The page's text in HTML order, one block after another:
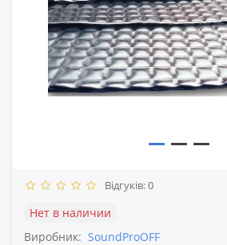
Відгуків: 0
Нет в наличии
Виробник: SoundProOFF